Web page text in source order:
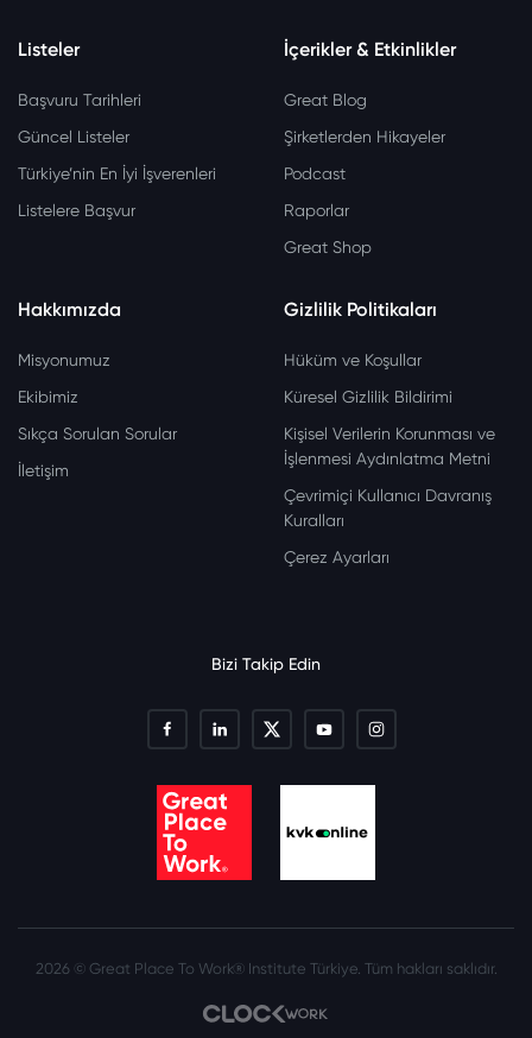
Listeler
Başvuru Tarihleri
Güncel Listeler
Türkiye’nin En İyi İşverenleri
Listelere Başvur
İçerikler & Etkinlikler
Great Blog
Şirketlerden Hikayeler
Podcast
Raporlar
Great Shop
Hakkımızda
Misyonumuz
Ekibimiz
Sıkça Sorulan Sorular
İletişim
Gizlilik Politikaları
Hüküm ve Koşullar
Küresel Gizlilik Bildirimi
Kişisel Verilerin Korunması ve
İşlenmesi Aydınlatma Metni
Çevrimiçi Kullanıcı Davranış
Kuralları
Çerez Ayarları
Bizi Takip Edin
2026 © Great Place To Work® Institute Türkiye. Tüm hakları saklıdır.